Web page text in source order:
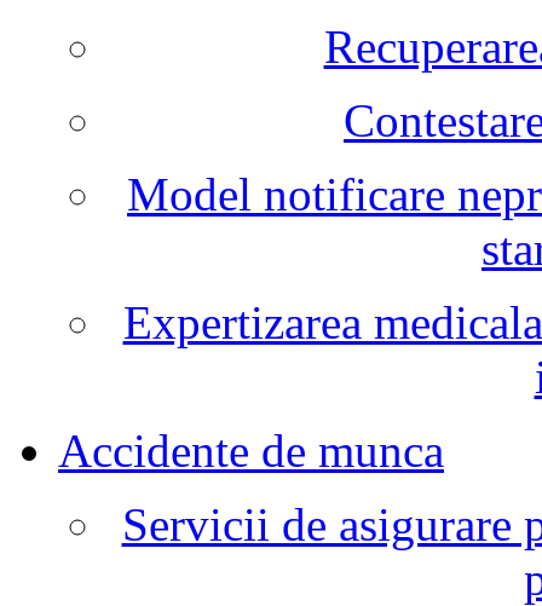
Model notificare
Expertizarea
Accidente de munca
Servicii de asigurare